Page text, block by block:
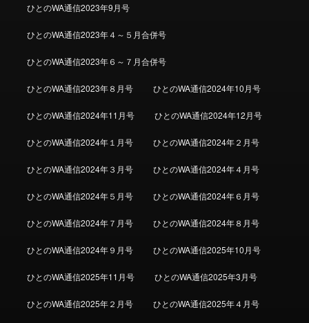
ひとのWA通信2023年9月号
ひとのWA通信2023年４～５月合併号
ひとのWA通信2023年６～７月合併号
ひとのWA通信2023年８月号 ひとのWA通信2024年10月号
ひとのWA通信2024年11月号 ひとのWA通信2024年12月号
ひとのWA通信2024年１月号 ひとのWA通信2024年２月号
ひとのWA通信2024年３月号 ひとのWA通信2024年４月号
ひとのWA通信2024年５月号 ひとのWA通信2024年６月号
ひとのWA通信2024年７月号 ひとのWA通信2024年８月号
ひとのWA通信2024年９月号 ひとのWA通信2025年10月号
ひとのWA通信2025年11月号 ひとのWA通信2025年3月号
ひとのWA通信2025年２月号 ひとのWA通信2025年４月号